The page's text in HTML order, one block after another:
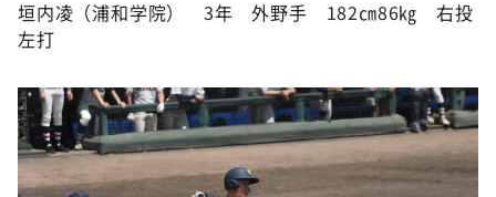
探偵！ナイトスクープ
（news おかえり）
DAIGOも台所 ～きょうの献立 何にする？～
本日はダイアンなり！シーズン２
垣内凌（浦和学院） 3年 外野手 182㎝86㎏ 右投
左打